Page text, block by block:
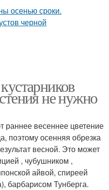
не нужно
раннее весеннее цветение
поэтому осенняя обрезка
весной. Это может
, чубушником ,
айвой, спиреей
барбарисом Тунберга.